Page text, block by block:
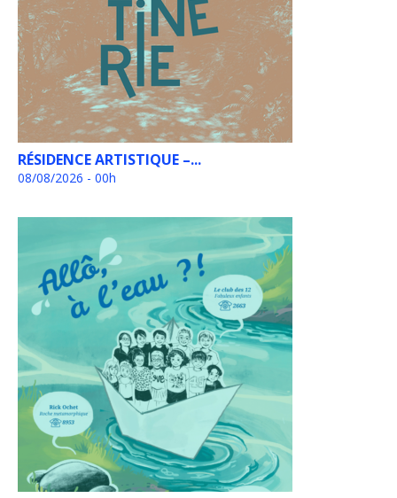
RÉSIDENCE ARTISTIQUE –...
08/08/2026 - 00h